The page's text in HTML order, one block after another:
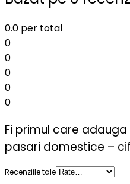
0.0 per total
0
0
0
0
0
Fi primul care adauga
pasari domestice –
Recenziile tale